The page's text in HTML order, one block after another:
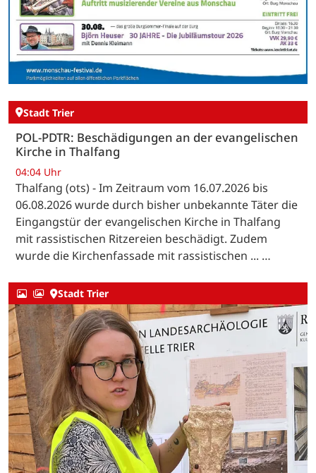
Stadt Trier
POL-PDTR: Beschädigungen an der evangelischen
Kirche in Thalfang
04:04 Uhr
Thalfang (ots) - Im Zeitraum vom 16.07.2026 bis
06.08.2026 wurde durch bisher unbekannte Täter die
Eingangstür der evangelischen Kirche in Thalfang
mit rassistischen Ritzereien beschädigt. Zudem
wurde die Kirchenfassade mit rassistischen ... …
Stadt Trier